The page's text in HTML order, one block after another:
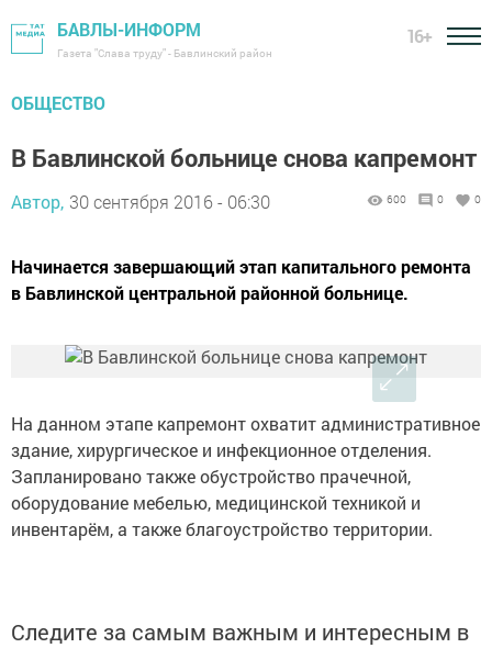
БАВЛЫ-ИНФОРМ
Газета "Слава труду" - Бавлинский район
16+
ОБЩЕСТВО
В Бавлинской больнице снова капремонт
Автор, 30 сентября 2016 - 06:30 600 0 0
Начинается завершающий этап капитального ремонта
в Бавлинской центральной районной больнице.
На данном этапе капремонт охватит административное
здание, хирургическое и инфекционное отделения.
Запланировано также обустройство прачечной,
оборудование мебелью, медицинской техникой и
инвентарём, а также благоустройство территории.
Следите за самым важным и интересным в